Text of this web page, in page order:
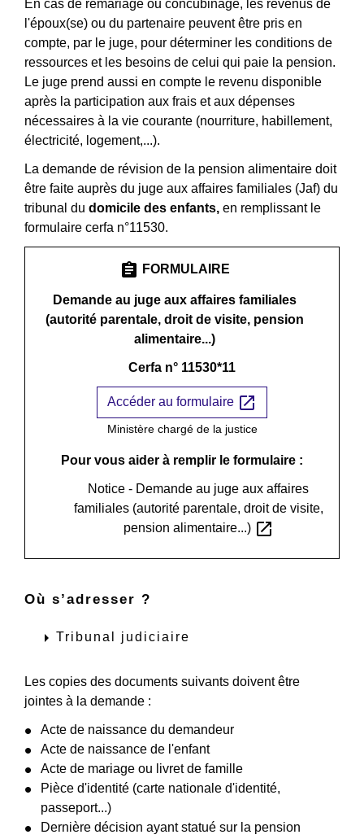
En cas de remariage ou concubinage, les revenus de
l'époux(se) ou du partenaire peuvent être pris en
compte, par le juge, pour déterminer les conditions de
ressources et les besoins de celui qui paie la pension.
Le juge prend aussi en compte le revenu disponible
après la participation aux frais et aux dépenses
nécessaires à la vie courante (nourriture, habillement,
électricité, logement,...).
La demande de révision de la pension alimentaire doit
être faite auprès du juge aux affaires familiales (Jaf) du
tribunal du domicile des enfants, en remplissant le
formulaire cerfa n°11530.
assignment FORMULAIRE
Demande au juge aux affaires familiales
(autorité parentale, droit de visite, pension
alimentaire...)
Cerfa n° 11530*11
Accéder au formulaire open_in_new
Ministère chargé de la justice
Pour vous aider à remplir le formulaire :
Notice - Demande au juge aux affaires
familiales (autorité parentale, droit de visite,
pension alimentaire...) open_in_new
Où s’adresser ?
arrow_right Tribunal judiciaire
Les copies des documents suivants doivent être
jointes à la demande :
Acte de naissance du demandeur
Acte de naissance de l'enfant
Acte de mariage ou livret de famille
Pièce d'identité (carte nationale d'identité,
passeport...)
Dernière décision ayant statué sur la pension